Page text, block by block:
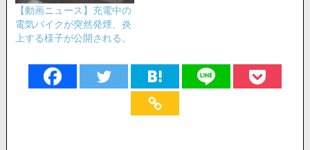
【動画ニュース】充電中の
電気バイクが突然発煙、炎
上する様子が公開される。